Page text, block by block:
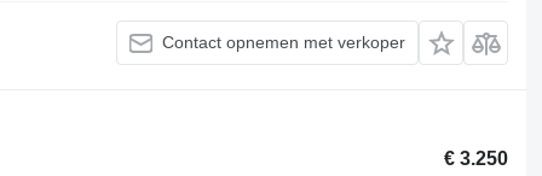
Contact opnemen met verkoper
€ 3.250